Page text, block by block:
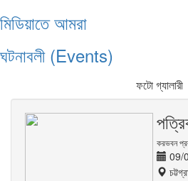
মিডিয়াতে আমরা
ঘটনাবলী (Events)
ফটো গ্যালারী
করভবন
09/